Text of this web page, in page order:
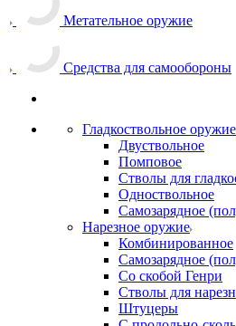
Метательное оружие
Средства для самообороны
Гладкоствольное оружие
Двуствольное
Помповое
Стволы для
Одноствольное
Самозарядное
Нарезное оружие
Комбинированное
Самозарядное
Со скобой Генри
Стволы для
Штуцеры